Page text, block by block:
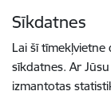
Sīkdatnes
Lai šī
sīkdatnes. Ar
izmantotas